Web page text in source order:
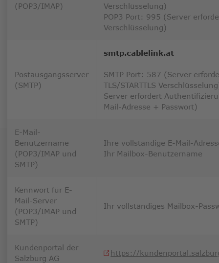
(POP3/IMAP)
Verschlüsselung)
POP3 Port: 995 (Server
Verschlüsselung)
Postausgangsserver
(SMTP)
smtp.cablelink.at
SMTP Port: 587 (Server
TLS/STARTTLS
Server erfordert
Mail-Adresse + Passwort)
E-Mail-
Benutzername
(POP3/IMAP und
SMTP)
Ihre vollständige E-Mail-
Ihr Mailbox-Benutzername
Kennwort für E-
Mail-Server
(POP3/IMAP und
SMTP)
Ihr vollständiges Mailbox-
Kundenportal der
Salzburg AG
https://